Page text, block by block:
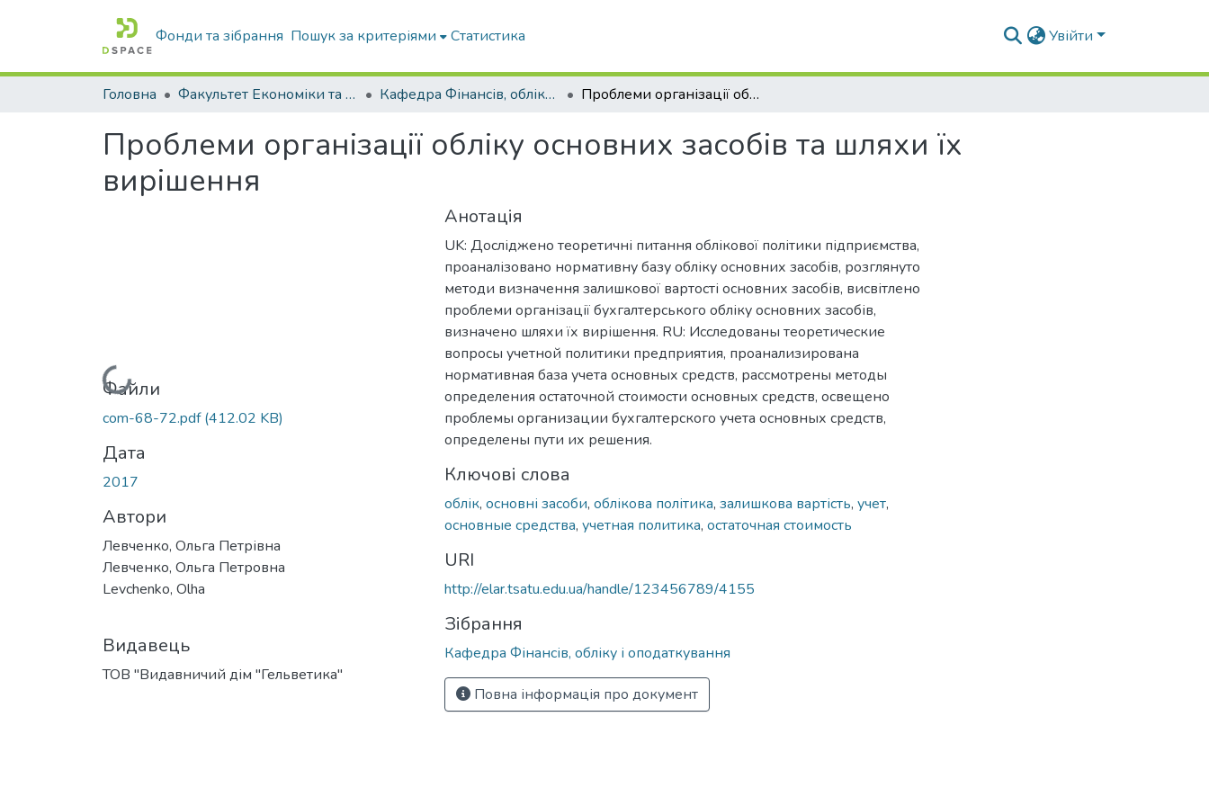
Фонди та зібрання Пошук за критеріями Статистика Увійти
Головна Факультет Економіки та бізнесу Кафедра Фінансів, обліку і оподаткування Проблеми організації обліку основних засобів та шляхи їх вирішення
Проблеми організації обліку основних засобів та шляхи їх
вирішення
Вантажиться...
Файли
com-68-72.pdf(412.02 KB)
Дата
2017
Автори
Левченко, Ольга Петрівна
Левченко, Ольга Петровна
Levchenko, Olha
Видавець
ТОВ "Видавничий дім "Гельветика"
Анотація
UK: Досліджено теоретичні питання облікової політики підприємства,
проаналізовано нормативну базу обліку основних засобів, розглянуто
методи визначення залишкової вартості основних засобів, висвітлено
проблеми організації бухгалтерського обліку основних засобів,
визначено шляхи їх вирішення. RU: Исследованы теоретические
вопросы учетной политики предприятия, проанализирована
нормативная база учета основных средств, рассмотрены методы
определения остаточной стоимости основных средств, освещено
проблемы организации бухгалтерского учета основных средств,
определены пути их решения.
Ключові слова
облік, основні засоби, облікова політика, залишкова вартість, учет,
основные средства, учетная политика, остаточная стоимость
URI
http://elar.tsatu.edu.ua/handle/123456789/4155
Зібрання
Кафедра Фінансів, обліку і оподаткування
Повна інформація про документ